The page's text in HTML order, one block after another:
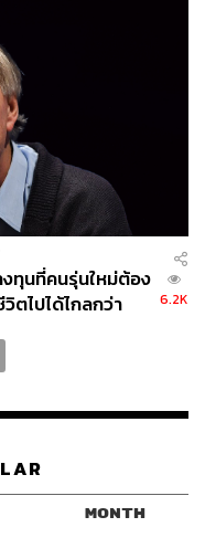
ทุนที่คนรุ่นใหม่ต้อง
ตไปได้ไกลกว่า
6.2K
MONTH